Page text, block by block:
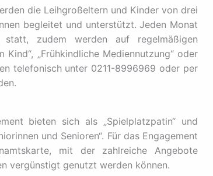
die Leihgroßeltern und Kinder von drei
begleitet und unterstützt. Jeden Monat
zudem werden auf regelmäßigen
„Frühkindliche Mediennutzung“ oder
telefonisch unter 0211-8996969 oder per
bieten sich als „Spielplatzpatin“ und
und Senioren“. Für das Engagement
mit der zahlreiche Angebote
vergünstigt genutzt werden können.